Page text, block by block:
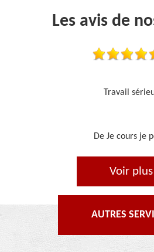
Les avis de
Je recommande,
De Ornella
Voir plus
AUTRES